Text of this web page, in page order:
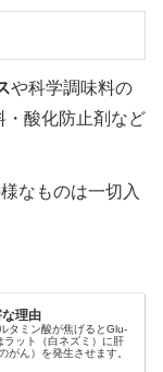
や科学調味料の
・酸化防止剤など
なものは一切入
理由
タミン酸が焦げるとGlu-
ット（白ネズミ）に肝
がん）を発生させます。